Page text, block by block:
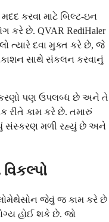
કરવા માટે બિલ્ટ-ઇન
કરે છે. QVAR RediHaler
ત્યારે દવા મુક્ત કરે છે, જે
સાથે સંકલન કરવાનું
પણ ઉપલબ્ધ છે અને તે
રીતે કામ કરે છે. તમારું
સંસ્કરણ મળી રહ્યું છે અને
જેવું જ કામ કરે છે
હોઈ શકે છે. જો